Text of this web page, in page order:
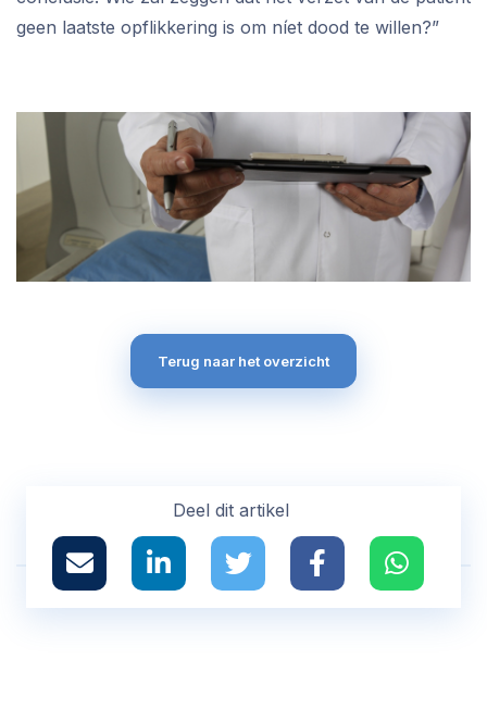
geen laatste opflikkering is om níet dood te willen?”
Terug naar het overzicht
Deel dit artikel